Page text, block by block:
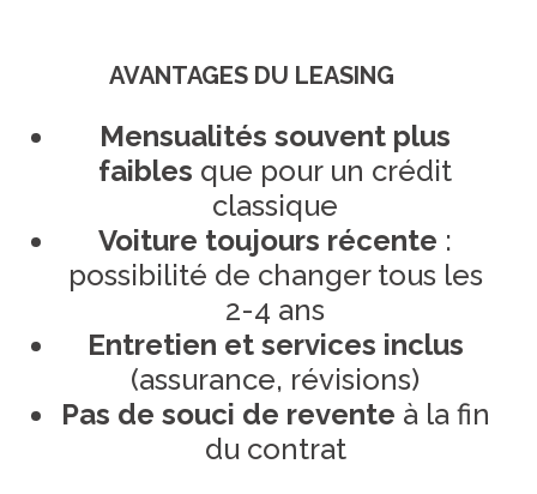
AVANTAGES DU LEASING
Mensualités souvent plus
faibles que pour un crédit
classique
Voiture toujours récente :
possibilité de changer tous les
2-4 ans
Entretien et services inclus
(assurance, révisions)
Pas de souci de revente à la fin
du contrat